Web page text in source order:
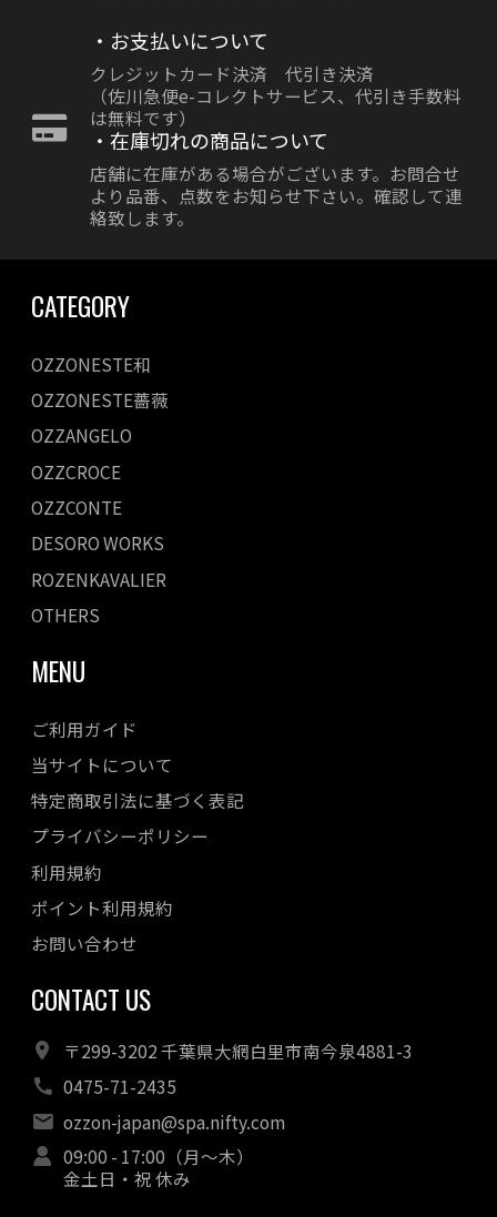
・お支払いについて
クレジットカード決済 代引き決済
（佐川急便e-コレクトサービス、代引き手数料
は無料です）
・在庫切れの商品について
店舗に在庫がある場合がございます。お問合せ
より品番、点数をお知らせ下さい。確認して連
絡致します。
CATEGORY
OZZONESTE和
OZZONESTE薔薇
OZZANGELO
OZZCROCE
OZZCONTE
DESORO WORKS
ROZENKAVALIER
OTHERS
MENU
ご利用ガイド
当サイトについて
特定商取引法に基づく表記
プライバシーポリシー
利用規約
ポイント利用規約
お問い合わせ
CONTACT US
〒299-3202 千葉県大網白里市南今泉4881-3
0475-71-2435
ozzon-japan@spa.nifty.com
09:00 - 17:00（月～木）
金土日・祝 休み